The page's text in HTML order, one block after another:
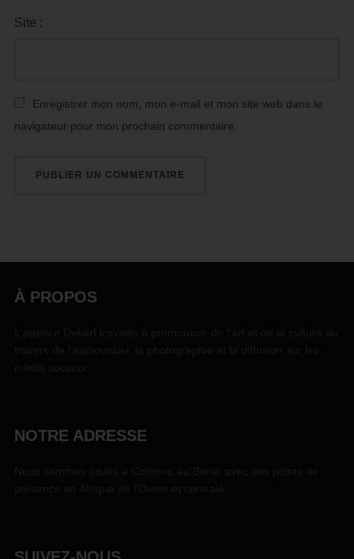
Site :
Enregistrer mon nom, mon e-mail et mon site web dans le
navigateur pour mon prochain commentaire.
À PROPOS
NOTRE ADRESSE